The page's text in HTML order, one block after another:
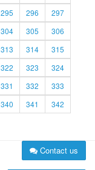
295 296
297
304 305
306
313 314
315
322 323
324
331 332
333
340 341
342
Contact us